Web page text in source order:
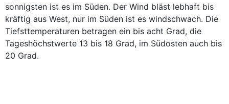
sonnigsten ist es im Süden. Der Wind bläst lebhaft bis
kräftig aus West, nur im Süden ist es windschwach. Die
Tiefsttemperaturen betragen ein bis acht Grad, die
Tageshöchstwerte 13 bis 18 Grad, im Südosten auch bis
20 Grad.